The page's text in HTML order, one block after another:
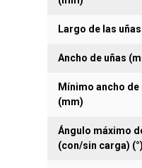
Largo de las
Ancho de uñas
Mínimo ancho
(mm)
Ángulo máximo
(con/sin carga) (°)